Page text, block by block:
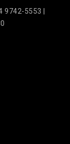
9742-5553 |